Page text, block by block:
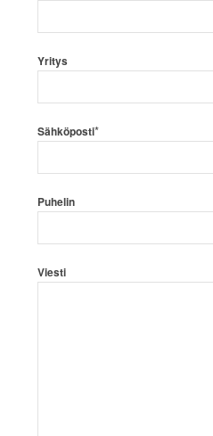
Yritys
Sähköposti*
Puhelin
Viesti